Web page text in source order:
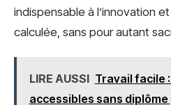
indispensable à l’innovation
calculée, sans pour autant
LIRE AUSSI Travail facile
accessibles sans